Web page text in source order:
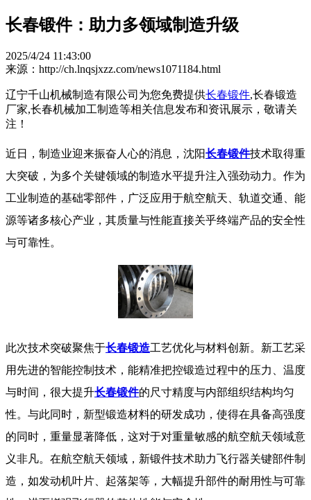
长春锻件：助力多领域制造升级​
2025/4/24 11:43:00
来源：http://ch.lnqsjxzz.com/news1071184.html
辽宁千山机械制造有限公司为您免费提供长春锻件,长春锻造
厂家,长春机械加工制造等相关信息发布和资讯展示，敬请关
注！
近日，制造业迎来振奋人心的消息，沈阳长春锻件技术取得重
大突破，为多个关键领域的制造水平提升注入强劲动力。作为
工业制造的基础零部件，广泛应用于航空航天、轨道交通、能
源等诸多核心产业，其质量与性能直接关乎终端产品的安全性
与可靠性。
​ 此次技术突破聚焦于长春锻造工艺优化与材料创新。新工艺采
用先进的智能控制技术，能精准把控锻造过程中的压力、温度
与时间，很大提升长春锻件的尺寸精度与内部组织结构均匀
性。与此同时，新型锻造材料的研发成功，使得在具备高强度
的同时，重量显著降低，这对于对重量敏感的航空航天领域意
义非凡。​ 在航空航天领域，新锻件技术助力飞行器关键部件制
造，如发动机叶片、起落架等，大幅提升部件的耐用性与可靠